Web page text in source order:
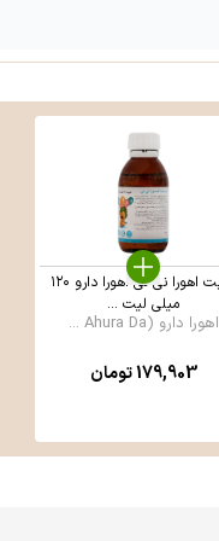
شربت اهورا نی نی اهورا دارو ۱۲۰
میلی لیت ...
اهورا دارو (Ahura Da ...
179,903تومان